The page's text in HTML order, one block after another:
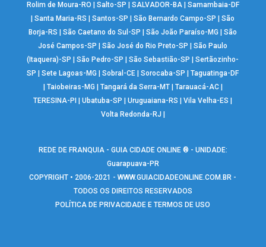
Rolim de Moura-RO
Salto-SP SALVADOR-BA| Samambaia-DF
|Santa Maria-RS |Santos-SP |São Bernardo Campo-SP |São
Borja-RS
|São Caetano do Sul-SP |São João Paraíso-MG |São
José Campos-SP
|São José do Rio Preto-SP |São Paulo
(Itaquera)-SP
|São Pedro-SP |São Sebastião-SP |Sertãozinho-
SP
|Sete Lagoas-MG |Sobral-CE |Sorocaba-SP |Taguatinga-DF
Taiobeiras-MG Tangará da Serra-MT| Tarauacá-AC|
TERESINA-PI
|Ubatuba-SP |Uruguaiana-RS |Vila Velha-ES
Volta Redonda-RJ
REDE DE FRANQUIA - GUIA CIDADE ONLINE ® - UNIDADE:
Guarapuava-PR
COPYRIGHT • 2006-2021 -WWW.GUIACIDADEONLINE.COM.BR -
TODOS OS DIREITOS RESERVADOS
POLÍTICA DE PRIVACIDADE E TERMOS DE USO